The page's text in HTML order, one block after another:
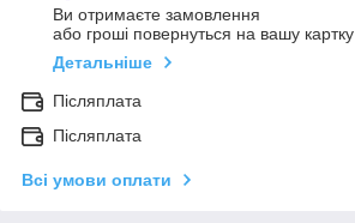
Ви отримаєте замовлення
або гроші повернуться на вашу картку
Детальніше
Післяплата
Післяплата
Всі умови оплати